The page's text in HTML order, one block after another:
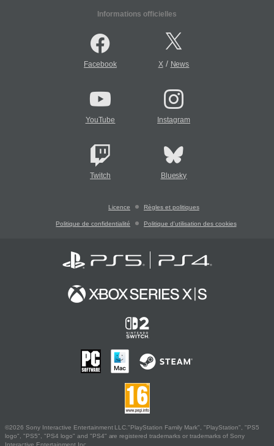
Informations officielles
Facebook X/ News
YouTube Instagram
Twitch Bluesky
Licence Règles et politiques
Politique de confidentialité Politique d'utilisation des cookies
©2026 Sony Interactive Entertainment LLC."PlayStation Family Mark", "PlayStation", "PS5
logo", "PS5", "PS4 logo" and "PS4" are registered trademarks or trademarks of Sony
Interactive Entertainment Inc.